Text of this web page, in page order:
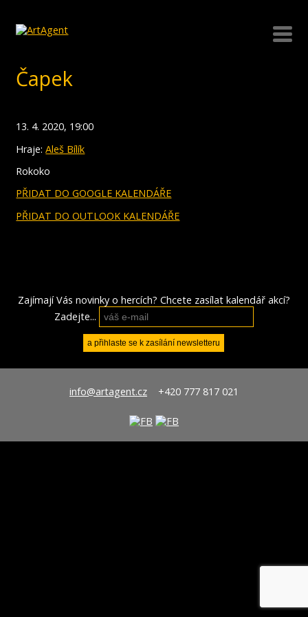
Čapek
13. 4. 2020, 19:00
Hraje:Aleš Bílík
Rokoko
PŘIDAT DO GOOGLE KALENDÁŘE
PŘIDAT DO OUTLOOK KALENDÁŘE
Zajímají Vás novinky o hercích? Chcete zasílat kalendář akcí?
Zadejte...
info@artagent.cz+420 777 817 021